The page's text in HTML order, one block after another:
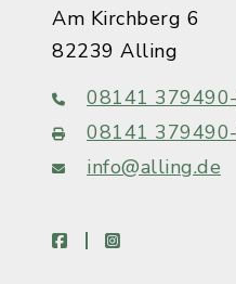
Am Kirchberg 6
82239 Alling
08141
08141
info@alling.de
facebookinstagram